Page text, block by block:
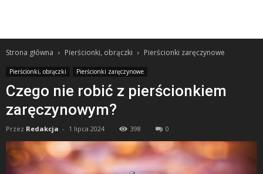
Strona główna Pierścionki, obrączki Pierścionki zaręczynowe
Pierścionki, obrączki Pierścionki zaręczynowe
Czego nie robić z pierścionkiem
zaręczynowym?
Przez Redakcja - 1 lipca 2024 398 0